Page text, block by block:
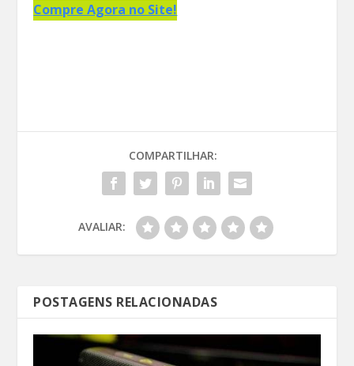
Compre Agora no Site!
COMPARTILHAR:
AVALIAR:
POSTAGENS RELACIONADAS